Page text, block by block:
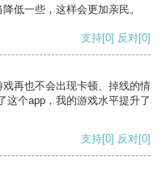
低一些，这样会更加亲民。
支持[0] 反对[0]
再也不会出现卡顿、掉线的情
这个app，我的游戏水平提升了
支持[0] 反对[0]